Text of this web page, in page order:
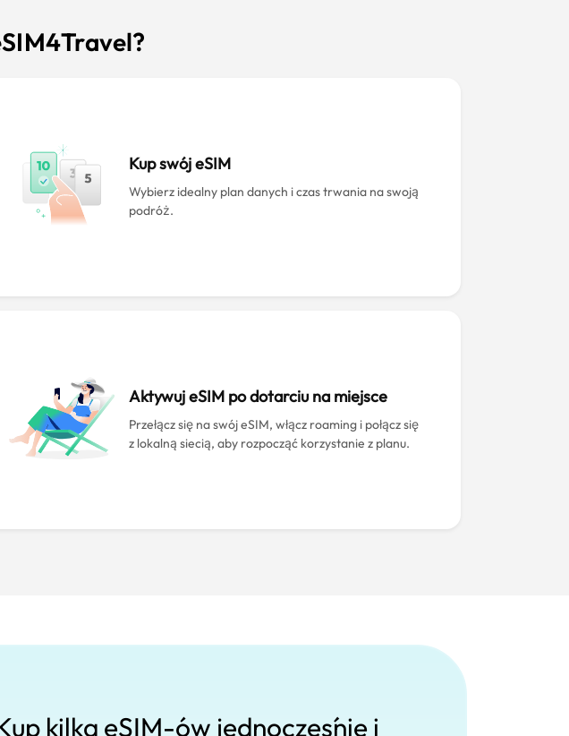
Kup swój eSIM
Wybierz idealny plan danych i czas trwania na swoją
podróż.
Aktywuj eSIM po dotarciu na miejsce
Przełącz się na swój eSIM, włącz roaming i połącz się
z lokalną siecią, aby rozpocząć korzystanie z planu.
kilka eSIM-ów jednocześnie i